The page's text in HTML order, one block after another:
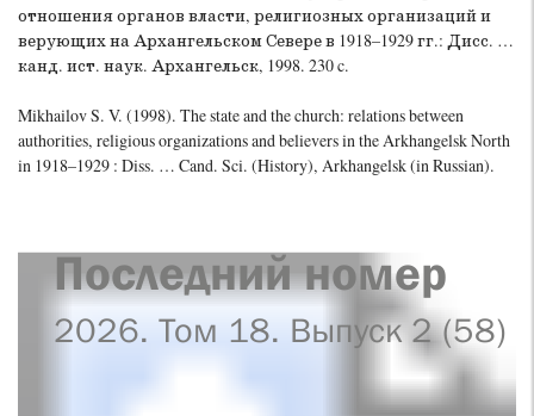
отношения органов власти, религиозных организаций и
верующих на Архангельском Севере в 1918–1929 гг.: Дисс. …
канд. ист. наук. Архангельск, 1998. 230 c.
Mikhailov S. V. (1998). The state and the church: relations between
authorities, religious organizations and believers in the Arkhangelsk North
in 1918–1929 : Diss. … Cand. Sci. (History), Arkhangelsk (in Russian).
Последний номер
2026. Том 18. Выпуск 2 (58)